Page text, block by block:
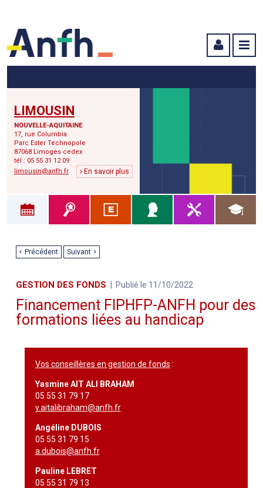
LIMOUSIN
NOUVELLE-AQUITAINE
17, rue Columbia
Parc Ester Technopole
87068 Limoges cedex
tél : 05 55 31 12 09
limousin@anfh.fr
En savoir plus
Précédent Suivant
GESTION DES FONDS Publié le 11/10/2022
Financement FIPHFP-ANFH pour des
formations liées au handicap
Vos conseillères en gestion de fonds :
Yasmine AIT ALI BRAHAM
05 55 31 79 17
y.aitalibraham@anfh.fr
Angéline DUBOIS
05 55 31 79 15
a.dubois@anfh.fr
Pauline LEBRET
05 55 31 79 13